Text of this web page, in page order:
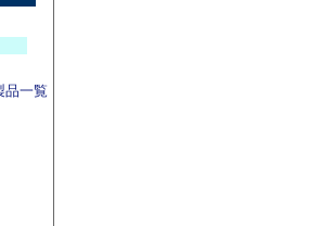
品一覧